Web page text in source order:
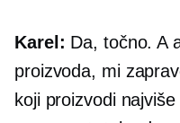
Karel: Da, točno. A
proizvoda, mi
koji proizvodi